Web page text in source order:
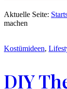
Aktuelle Seite:
machen
Kostümideen,
DIY